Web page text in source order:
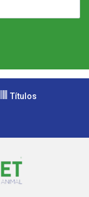
Títulos